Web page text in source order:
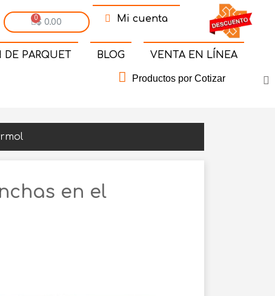
$ 0.00 Mi cuenta
PARQUET BLOG VENTA EN LÍNEA
Productos por Cotizar
en el